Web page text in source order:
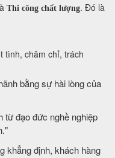
Thi công chất lượng. Đó là
tình, chăm chỉ, trách
bằng sự hài lòng của
từ đạo đức nghề nghiệp
khẳng định, khách hàng